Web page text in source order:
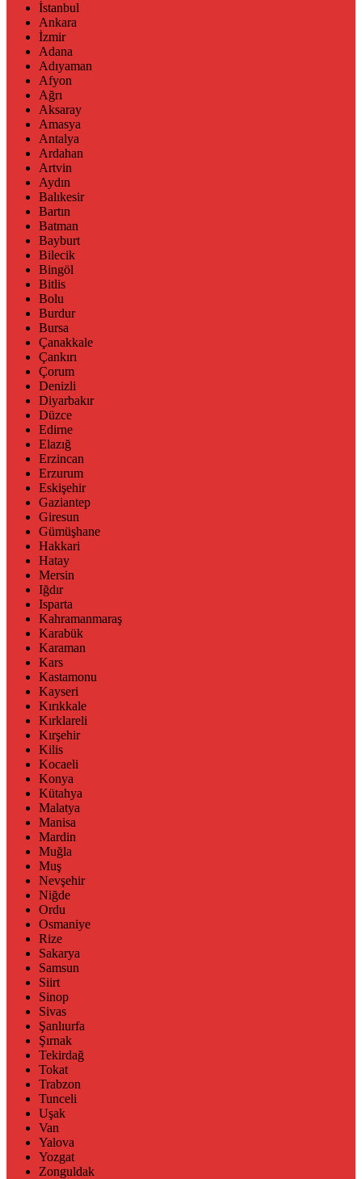
İstanbul
Ankara
İzmir
Adana
Adıyaman
Afyon
Ağrı
Aksaray
Amasya
Antalya
Ardahan
Artvin
Aydın
Balıkesir
Bartın
Batman
Bayburt
Bilecik
Bingöl
Bitlis
Bolu
Burdur
Bursa
Çanakkale
Çankırı
Çorum
Denizli
Diyarbakır
Düzce
Edirne
Elazığ
Erzincan
Erzurum
Eskişehir
Gaziantep
Giresun
Gümüşhane
Hakkari
Hatay
Mersin
Iğdır
Isparta
Kahramanmaraş
Karabük
Karaman
Kars
Kastamonu
Kayseri
Kırıkkale
Kırklareli
Kırşehir
Kilis
Kocaeli
Konya
Kütahya
Malatya
Manisa
Mardin
Muğla
Muş
Nevşehir
Niğde
Ordu
Osmaniye
Rize
Sakarya
Samsun
Siirt
Sinop
Sivas
Şanlıurfa
Şırnak
Tekirdağ
Tokat
Trabzon
Tunceli
Uşak
Van
Yalova
Yozgat
Zonguldak